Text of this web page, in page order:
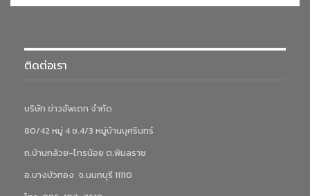
ติดต่อเรา
บริษัท ข่าวอัพเดท จำกัด
80/42 หมู่ 4 ซ.4/3 หมู่บ้านบุศรินทร์
ถ.บ้านกล้วย-ไทรน้อย ต.พิมลราช
อ.บางบัวทอง จ.นนทบุรี 11110